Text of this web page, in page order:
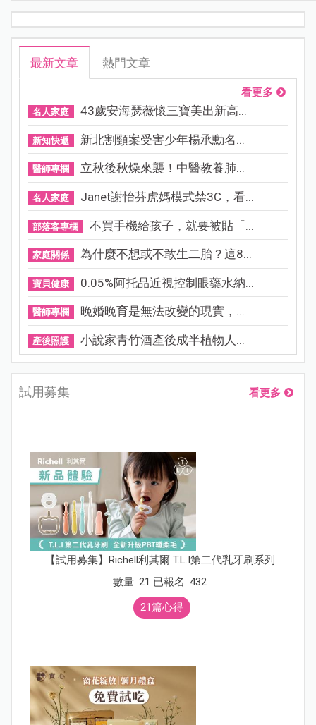
最新文章 熱門文章
看更多
名人家庭 43歲安海瑟薇懷三寶美出新高...
新知快遞 新北割頸案受害少年楊承勳名...
醫師專欄 立秋後秋燥來襲！中醫教養肺...
名人家庭 Janet謝怡芬虎媽模式禁3C，看...
部落客專欄 不買手機給孩子，就要被貼「...
家庭關係 為什麼不想或不敢生二胎？這8...
寶貝健康 0.05%阿托品近視控制眼藥水納...
醫師專欄 晚婚晚育是無法改變的現實，...
產後照護 小說家青竹酒產後成半植物人...
試用募集 看更多
【試用募集】Richell利其爾 T.L.I第二代乳牙刷系列
數量: 21 已報名: 432
21篇心得